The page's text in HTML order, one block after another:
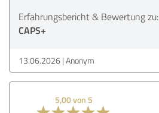
Erfahrungsbericht & Bewertung zu:
CAPS+
13.06.2026 Anonym
5,00 von 5